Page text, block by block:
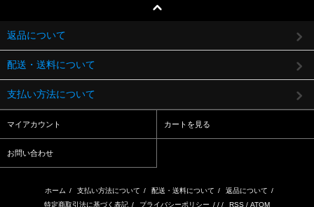
返品について
配送・送料について
支払い方法について
マイアカウント カートを見る
お問い合わせ
ホーム / 支払い方法について / 配送・送料について / 返品について /
特定商取引法に基づく表記 / プライバシーポリシー / / / RSS / ATOM